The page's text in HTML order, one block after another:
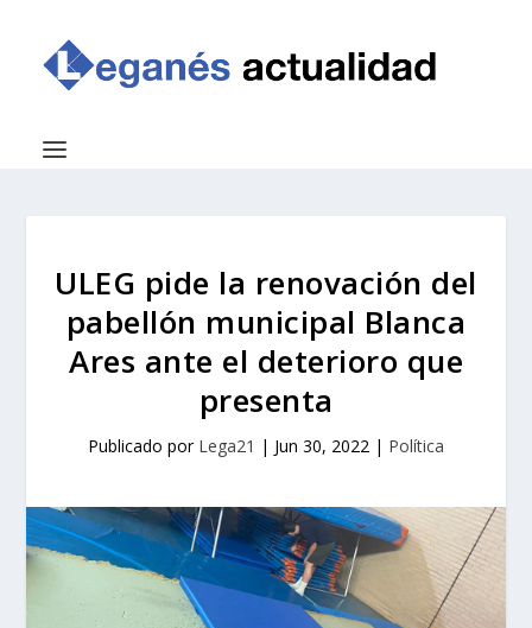
ULEG pide la renovación del
pabellón municipal Blanca
Ares ante el deterioro que
presenta
Publicado por Lega21 | Jun 30, 2022 | Política